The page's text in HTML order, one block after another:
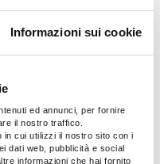
Informazioni sui cookie
ed annunci, per fornire
il nostro traffico.
in cui utilizzi il nostro sito con i
dati web, pubblicità e social
informazioni che hai fornito
e
di tempo
e programmi